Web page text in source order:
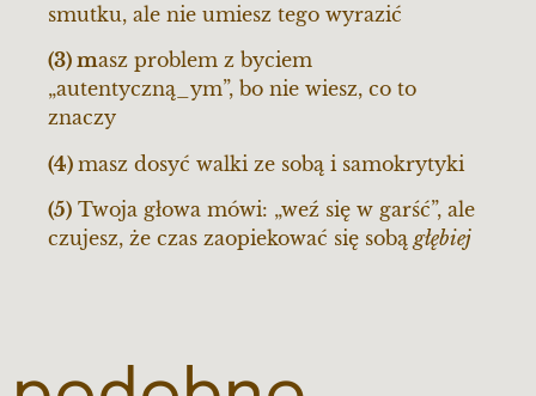
smutku, ale nie umiesz tego wyrazić
(3) masz problem z byciem
„autentyczną_ym”, bo nie wiesz, co to
znaczy
(4) masz dosyć walki ze sobą i samokrytyki
(5) Twoja głowa mówi: „weź się w garść”, ale
czujesz, że czas zaopiekować się sobą głębiej